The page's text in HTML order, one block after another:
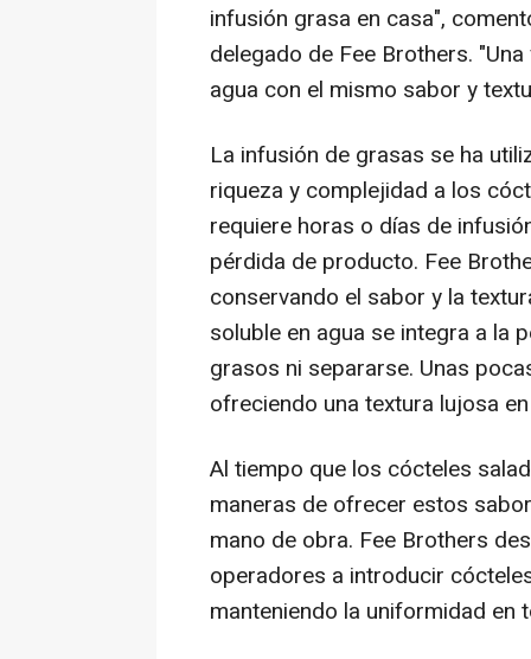
infusión grasa en casa",
delegado de Fee Brothers.
agua con el mismo sabor y
La infusión de grasas se ha
riqueza y complejidad a los
requiere horas o días de
pérdida de producto. Fee
conservando el sabor y la
soluble en agua se integra a la
grasos ni separarse. Unas
ofreciendo una textura lujosa
Al tiempo que los cócteles
maneras de ofrecer estos
mano de obra. Fee Brothers
operadores a introducir
manteniendo la uniformidad en